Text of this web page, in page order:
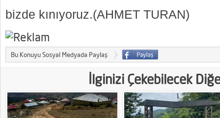
bizde kınıyoruz.(AHMET TURAN)
Bu Konuyu Sosyal Medyada Paylaş
İlginizi Çekebilecek